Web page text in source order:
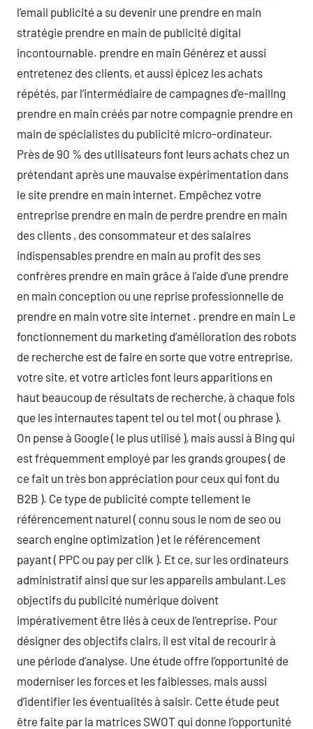
l’email publicité a su devenir une prendre en main
stratégie prendre en main de publicité digital
incontournable. prendre en main Générez et aussi
entretenez des clients, et aussi épicez les achats
répétés, par l’intermédiaire de campagnes d’e-mailing
prendre en main créés par notre compagnie prendre en
main de spécialistes du publicité micro-ordinateur.
Près de 90 % des utilisateurs font leurs achats chez un
prétendant après une mauvaise expérimentation dans
le site prendre en main internet. Empêchez votre
entreprise prendre en main de perdre prendre en main
des clients , des consommateur et des salaires
indispensables prendre en main au profit des ses
confrères prendre en main grâce à l’aide d’une prendre
en main conception ou une reprise professionnelle de
prendre en main votre site internet . prendre en main Le
fonctionnement du marketing d’amélioration des robots
de recherche est de faire en sorte que votre entreprise,
votre site, et votre articles font leurs apparitions en
haut beaucoup de résultats de recherche, à chaque fois
que les internautes tapent tel ou tel mot ( ou phrase ).
On pense à Google ( le plus utilisé ), mais aussi à Bing qui
est fréquemment employé par les grands groupes ( de
ce fait un très bon appréciation pour ceux qui font du
B2B ). Ce type de publicité compte tellement le
référencement naturel ( connu sous le nom de seo ou
search engine optimization ) et le référencement
payant ( PPC ou pay per clik ). Et ce, sur les ordinateurs
administratif ainsi que sur les appareils ambulant.Les
objectifs du publicité numérique doivent
impérativement être liés à ceux de l’entreprise. Pour
désigner des objectifs clairs, il est vital de recourir à
une période d’analyse. Une étude offre l’opportunité de
moderniser les forces et les faiblesses, mais aussi
d’identifier les éventualités à saisir. Cette étude peut
être faite par la matrices SWOT qui donne l’opportunité